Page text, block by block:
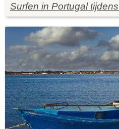
Surfen in Portugal